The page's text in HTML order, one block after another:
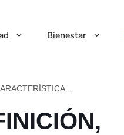
Bienestar